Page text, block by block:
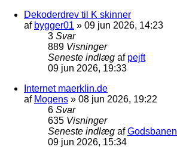
Dekoderdrev til K skinner
af bygger01 » 09 jun 2026, 14:23
3 Svar
889 Visninger
Seneste indlæg af pejft
09 jun 2026, 19:33
Internet maerklin.de
af Mogens » 08 jun 2026, 19:22
6 Svar
635 Visninger
Seneste indlæg afGodsbanen
09 jun 2026, 15:34